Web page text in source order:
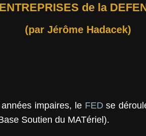
de la
(par Jérôme Hadacek)
impaires, le FED se
Soutien du MATériel).